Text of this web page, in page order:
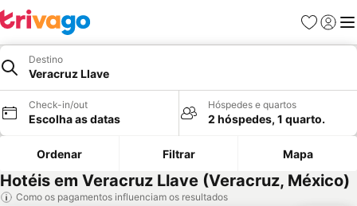
Favoritos
Iniciar
Destino
Veracruz Llave
Check-in/out
Escolha as datas
Hóspedes e quartos
2 hóspedes, 1 quarto.
Ordenar Filtrar Mapa
Hotéis em Veracruz Llave (Veracruz, México)
Como os pagamentos influenciam os resultados